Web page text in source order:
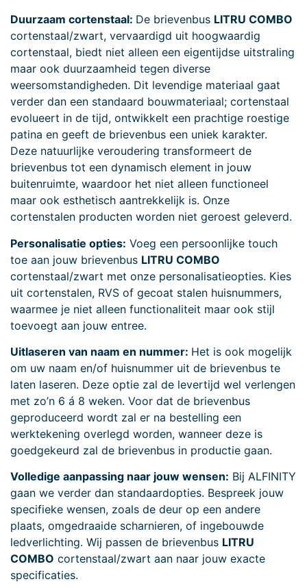
Duurzaam cortenstaal: De brievenbus LITRU COMBO
cortenstaal/zwart, vervaardigd uit hoogwaardig
cortenstaal, biedt niet alleen een eigentijdse uitstraling
maar ook duurzaamheid tegen diverse
weersomstandigheden. Dit levendige materiaal gaat
verder dan een standaard bouwmateriaal; cortenstaal
evolueert in de tijd, ontwikkelt een prachtige roestige
patina en geeft de brievenbus een uniek karakter.
Deze natuurlijke veroudering transformeert de
brievenbus tot een dynamisch element in jouw
buitenruimte, waardoor het niet alleen functioneel
maar ook esthetisch aantrekkelijk is. Onze
cortenstalen producten worden niet geroest geleverd.
Personalisatie opties: Voeg een persoonlijke touch
toe aan jouw brievenbus LITRU COMBO
cortenstaal/zwart met onze personalisatieopties. Kies
uit cortenstalen, RVS of gecoat stalen huisnummers,
waarmee je niet alleen functionaliteit maar ook stijl
toevoegt aan jouw entree.
Uitlaseren van naam en nummer: Het is ook mogelijk
om uw naam en/of huisnummer uit de brievenbus te
laten laseren. Deze optie zal de levertijd wel verlengen
met zo’n 6 á 8 weken. Voor dat de brievenbus
geproduceerd wordt zal er na bestelling een
werktekening overlegd worden, wanneer deze is
goedgekeurd zal de brievenbus in productie gaan.
Volledige aanpassing naar jouw wensen: Bij ALFINITY
gaan we verder dan standaardopties. Bespreek jouw
specifieke wensen, zoals de deur op een andere
plaats, omgedraaide scharnieren, of ingebouwde
ledverlichting. Wij passen de brievenbus LITRU
COMBO cortenstaal/zwart aan naar jouw exacte
specificaties.